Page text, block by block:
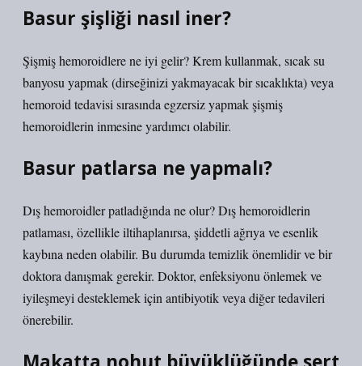
Basur şişliği nasıl iner?
Şişmiş hemoroidlere ne iyi gelir? Krem kullanmak, sıcak su
banyosu yapmak (dirseğinizi yakmayacak bir sıcaklıkta) veya
hemoroid tedavisi sırasında egzersiz yapmak şişmiş
hemoroidlerin inmesine yardımcı olabilir.
Basur patlarsa ne yapmalı?
Dış hemoroidler patladığında ne olur? Dış hemoroidlerin
patlaması, özellikle iltihaplanırsa, şiddetli ağrıya ve esenlik
kaybına neden olabilir. Bu durumda temizlik önemlidir ve bir
doktora danışmak gerekir. Doktor, enfeksiyonu önlemek ve
iyileşmeyi desteklemek için antibiyotik veya diğer tedavileri
önerebilir.